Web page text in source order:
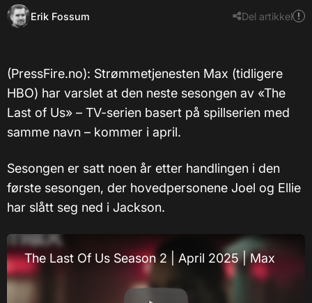
Erik Fossum Del artikkel
(PressFire.no): Strømmetjenesten Max (tidligere
HBO) har varslet at den neste sesongen av «The
Last of Us» – TV-serien basert på spillserien med
samme navn – kommer i april.
Sesongen er satt noen år etter handlingen i den
første sesongen, der hovedpersonene Joel og Ellie
har slått seg ned i Jackson.
The Last Of Us Season 2 | April 2025 | Max